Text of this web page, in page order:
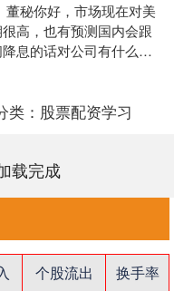
董秘你好，市场现在对美
高，也有预测国内会跟
息的话对公司有什么影
沙河股份SZ000014)： 尊
类： 股票配资学习
载完成
个股流出
换手率